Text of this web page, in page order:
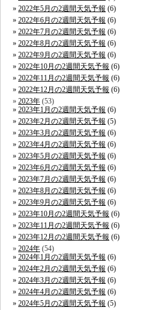
2022年5月の2週間天気予報 (6)
2022年6月の2週間天気予報 (6)
2022年7月の2週間天気予報 (6)
2022年8月の2週間天気予報 (6)
2022年9月の2週間天気予報 (6)
2022年10月の2週間天気予報 (6)
2022年11月の2週間天気予報 (6)
2022年12月の2週間天気予報 (6)
2023年 (53)
2023年1月の2週間天気予報 (6)
2023年2月の2週間天気予報 (5)
2023年3月の2週間天気予報 (6)
2023年4月の2週間天気予報 (6)
2023年5月の2週間天気予報 (6)
2023年6月の2週間天気予報 (6)
2023年7月の2週間天気予報 (6)
2023年8月の2週間天気予報 (6)
2023年9月の2週間天気予報 (6)
2023年10月の2週間天気予報 (6)
2023年11月の2週間天気予報 (6)
2023年12月の2週間天気予報 (6)
2024年 (54)
2024年1月の2週間天気予報 (6)
2024年2月の2週間天気予報 (6)
2024年3月の2週間天気予報 (6)
2024年4月の2週間天気予報 (6)
2024年5月の2週間天気予報 (5)